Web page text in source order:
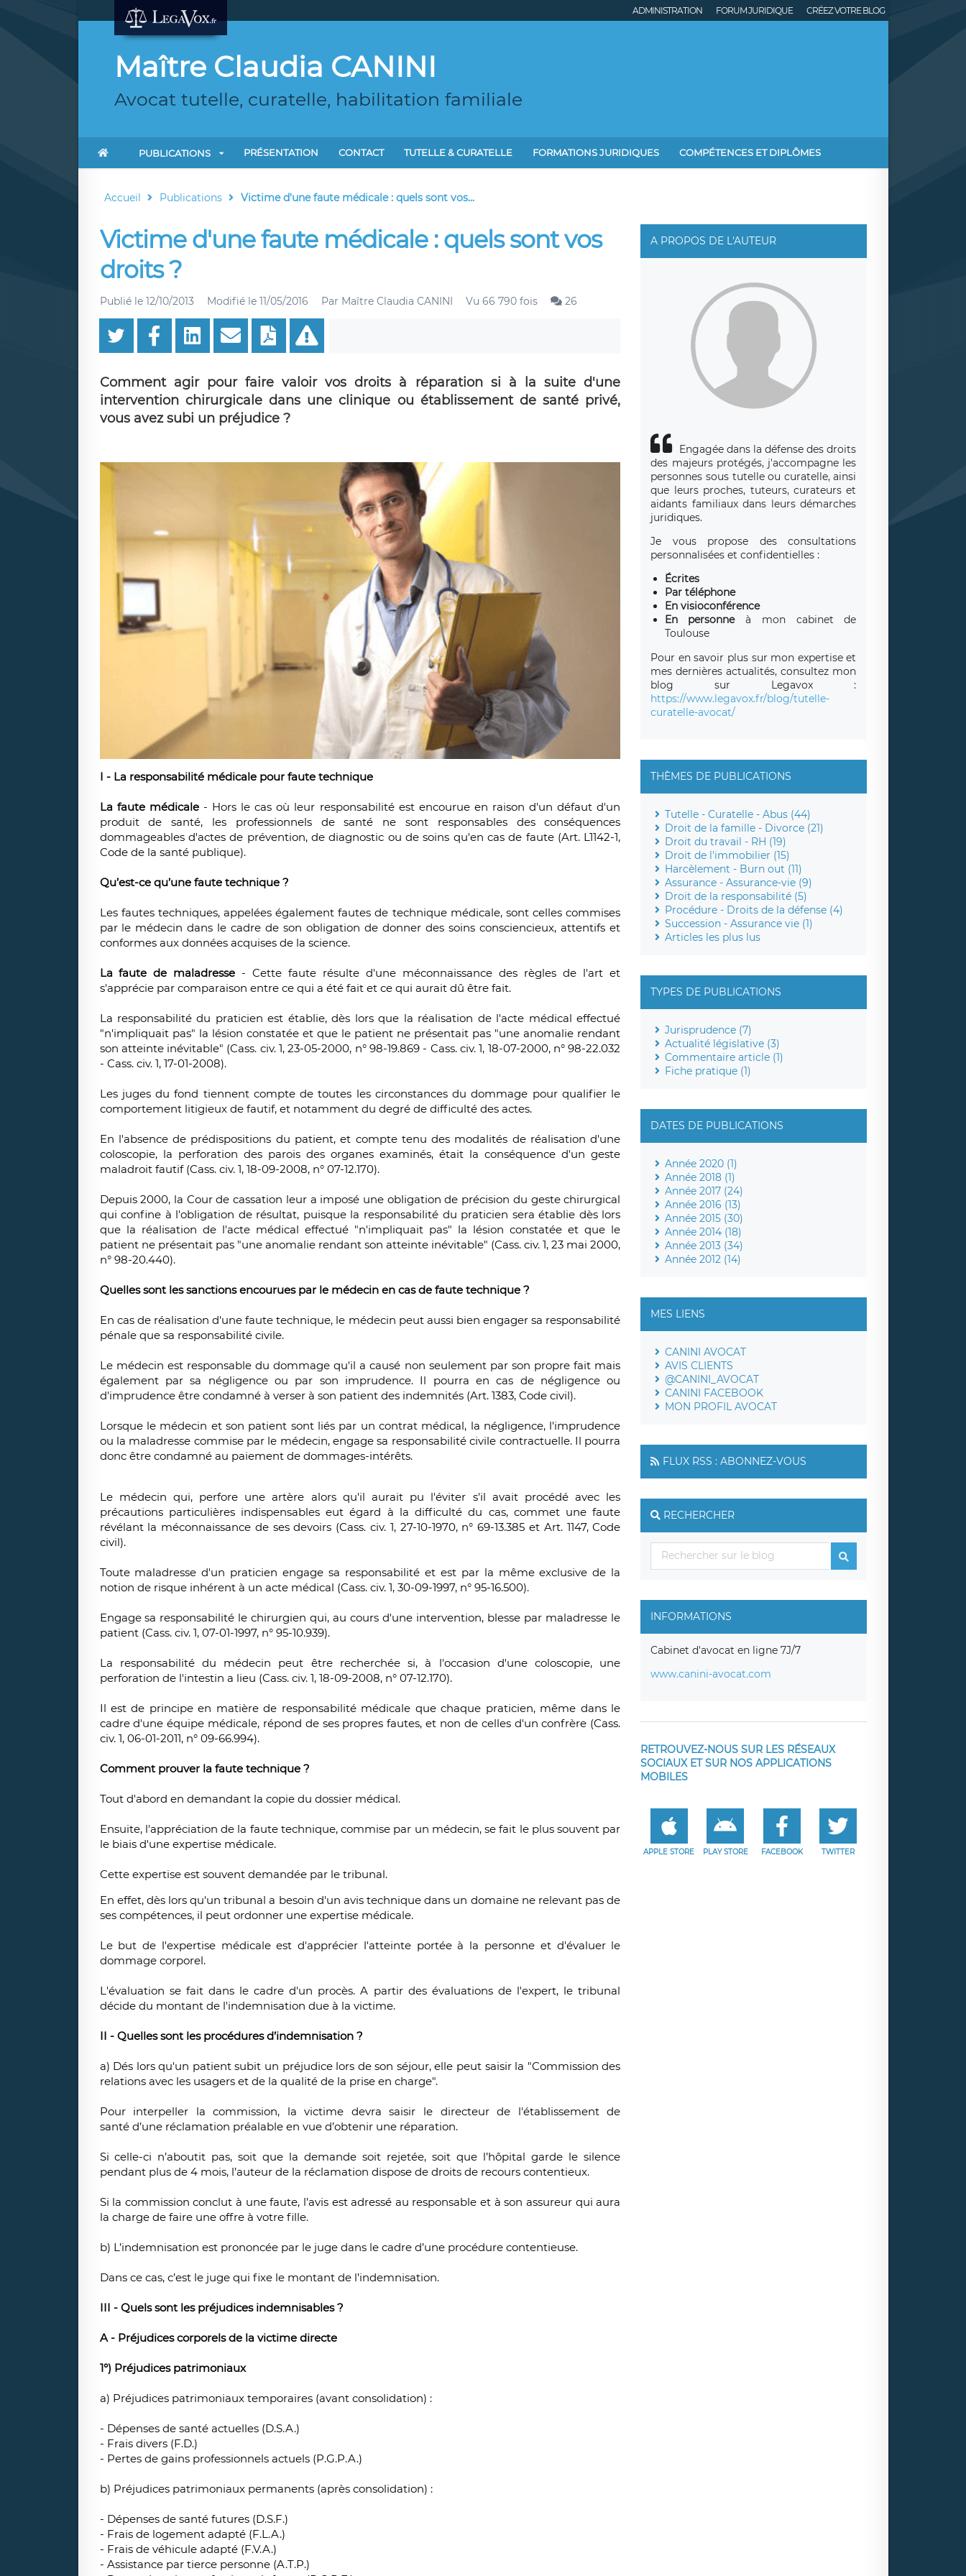
ADMINISTRATION FORUM JURIDIQUE CRÉEZ VOTRE BLOG
Maître Claudia CANINI
Avocat tutelle, curatelle, habilitation familiale
PUBLICATIONS PRÉSENTATION CONTACT TUTELLE & CURATELLE FORMATIONS JURIDIQUES COMPÉTENCES ET DIPLÔMES
Accueil Publications Victime d'une faute médicale : quels sont vos...
Victime d'une faute médicale : quels sont vos
droits ?
Publié le 12/10/2013 Modifié le 11/05/2016 Par Maître Claudia CANINI Vu 66 790 fois 26
Comment agir pour faire valoir vos droits à réparation si à la suite d'une
intervention chirurgicale dans une clinique ou établissement de santé privé,
vous avez subi un préjudice ?
I - La responsabilité médicale pour faute technique
La faute médicale - Hors le cas où leur responsabilité est encourue en raison d'un défaut d'un
produit de santé, les professionnels de santé ne sont responsables des conséquences
dommageables d'actes de prévention, de diagnostic ou de soins qu'en cas de faute (Art. L1142-1,
Code de la santé publique).
Qu’est-ce qu’une faute technique ?
Les fautes techniques, appelées également fautes de technique médicale, sont celles commises
par le médecin dans le cadre de son obligation de donner des soins consciencieux, attentifs et
conformes aux données acquises de la science.
La faute de maladresse - Cette faute résulte d'une méconnaissance des règles de l'art et
s'apprécie par comparaison entre ce qui a été fait et ce qui aurait dû être fait.
La responsabilité du praticien est établie, dès lors que la réalisation de l'acte médical effectué
"n'impliquait pas" la lésion constatée et que le patient ne présentait pas "une anomalie rendant
son atteinte inévitable" (Cass. civ. 1, 23-05-2000, n° 98-19.869 - Cass. civ. 1, 18-07-2000, n° 98-22.032
- Cass. civ. 1, 17-01-2008).
Les juges du fond tiennent compte de toutes les circonstances du dommage pour qualifier le
comportement litigieux de fautif, et notamment du degré de difficulté des actes.
En l'absence de prédispositions du patient, et compte tenu des modalités de réalisation d'une
coloscopie, la perforation des parois des organes examinés, était la conséquence d'un geste
maladroit fautif (Cass. civ. 1, 18-09-2008, n° 07-12.170).
Depuis 2000, la Cour de cassation leur a imposé une obligation de précision du geste chirurgical
qui confine à l'obligation de résultat, puisque la responsabilité du praticien sera établie dès lors
que la réalisation de l'acte médical effectué "n'impliquait pas" la lésion constatée et que le
patient ne présentait pas "une anomalie rendant son atteinte inévitable" (Cass. civ. 1, 23 mai 2000,
n° 98-20.440).
Quelles sont les sanctions encourues par le médecin en cas de faute technique ?
En cas de réalisation d'une faute technique, le médecin peut aussi bien engager sa responsabilité
pénale que sa responsabilité civile.
Le médecin est responsable du dommage qu'il a causé non seulement par son propre fait mais
également par sa négligence ou par son imprudence. Il pourra en cas de négligence ou
d'imprudence être condamné à verser à son patient des indemnités (Art. 1383, Code civil).
Lorsque le médecin et son patient sont liés par un contrat médical, la négligence, l'imprudence
ou la maladresse commise par le médecin, engage sa responsabilité civile contractuelle. Il pourra
donc être condamné au paiement de dommages-intérêts.
Le médecin qui, perfore une artère alors qu'il aurait pu l'éviter s'il avait procédé avec les
précautions particulières indispensables eut égard à la difficulté du cas, commet une faute
révélant la méconnaissance de ses devoirs (Cass. civ. 1, 27-10-1970, n° 69-13.385 et Art. 1147, Code
civil).
Toute maladresse d'un praticien engage sa responsabilité et est par la même exclusive de la
notion de risque inhérent à un acte médical (Cass. civ. 1, 30-09-1997, n° 95-16.500).
Engage sa responsabilité le chirurgien qui, au cours d'une intervention, blesse par maladresse le
patient (Cass. civ. 1, 07-01-1997, n° 95-10.939).
La responsabilité du médecin peut être recherchée si, à l'occasion d'une coloscopie, une
perforation de l'intestin a lieu (Cass. civ. 1, 18-09-2008, n° 07-12.170).
Il est de principe en matière de responsabilité médicale que chaque praticien, même dans le
cadre d'une équipe médicale, répond de ses propres fautes, et non de celles d'un confrère (Cass.
civ. 1, 06-01-2011, n° 09-66.994).
Comment prouver la faute technique ?
Tout d'abord en demandant la copie du dossier médical.
Ensuite, l'appréciation de la faute technique, commise par un médecin, se fait le plus souvent par
le biais d'une expertise médicale.
Cette expertise est souvent demandée par le tribunal.
En effet, dès lors qu'un tribunal a besoin d'un avis technique dans un domaine ne relevant pas de
ses compétences, il peut ordonner une expertise médicale.
Le but de l'expertise médicale est d'apprécier l'atteinte portée à la personne et d'évaluer le
dommage corporel.
L'évaluation se fait dans le cadre d'un procès. A partir des évaluations de l'expert, le tribunal
décide du montant de l'indemnisation due à la victime.
II - Quelles sont les procédures d’indemnisation ?
a) Dés lors qu'un patient subit un préjudice lors de son séjour, elle peut saisir la "Commission des
relations avec les usagers et de la qualité de la prise en charge".
Pour interpeller la commission, la victime devra saisir le directeur de l'établissement de
santé d’une réclamation préalable en vue d’obtenir une réparation.
Si celle-ci n’aboutit pas, soit que la demande soit rejetée, soit que l’hôpital garde le silence
pendant plus de 4 mois, l’auteur de la réclamation dispose de droits de recours contentieux.
Si la commission conclut à une faute, l’avis est adressé au responsable et à son assureur qui aura
la charge de faire une offre à votre fille.
b) L’indemnisation est prononcée par le juge dans le cadre d’une procédure contentieuse.
Dans ce cas, c’est le juge qui fixe le montant de l’indemnisation.
III - Quels sont les préjudices indemnisables ?
A - Préjudices corporels de la victime directe
1°) Préjudices patrimoniaux
a) Préjudices patrimoniaux temporaires (avant consolidation) :
- Dépenses de santé actuelles (D.S.A.)
- Frais divers (F.D.)
- Pertes de gains professionnels actuels (P.G.P.A.)
b) Préjudices patrimoniaux permanents (après consolidation) :
- Dépenses de santé futures (D.S.F.)
- Frais de logement adapté (F.L.A.)
- Frais de véhicule adapté (F.V.A.)
- Assistance par tierce personne (A.T.P.)
A PROPOS DE L'AUTEUR
Engagée dans la défense des droits
des majeurs protégés, j'accompagne les
personnes sous tutelle ou curatelle, ainsi
que leurs proches, tuteurs, curateurs et
aidants familiaux dans leurs démarches
juridiques.
Je vous propose des consultations
personnalisées et confidentielles :
Écrites
Par téléphone
En visioconférence
En personneà mon cabinet de
Toulouse
Pour en savoir plus sur mon expertise et
mes dernières actualités, consultez mon
blog sur Legavox :
https://www.legavox.fr/blog/tutelle-
curatelle-avocat/
THÈMES DE PUBLICATIONS
Tutelle - Curatelle - Abus (44)
Droit de la famille - Divorce (21)
Droit du travail - RH (19)
Droit de l'immobilier (15)
Harcèlement - Burn out (11)
Assurance - Assurance-vie (9)
Droit de la responsabilité (5)
Procédure - Droits de la défense (4)
Succession - Assurance vie (1)
Articles les plus lus
TYPES DE PUBLICATIONS
Jurisprudence (7)
Actualité législative (3)
Commentaire article (1)
Fiche pratique (1)
DATES DE PUBLICATIONS
Année 2020 (1)
Année 2018 (1)
Année 2017 (24)
Année 2016 (13)
Année 2015 (30)
Année 2014 (18)
Année 2013 (34)
Année 2012 (14)
MES LIENS
CANINI AVOCAT
AVIS CLIENTS
@CANINI_AVOCAT
CANINI FACEBOOK
MON PROFIL AVOCAT
FLUX RSS : ABONNEZ-VOUS
RECHERCHER
INFORMATIONS
Cabinet d'avocat en ligne 7J/7
www.canini-avocat.com
RETROUVEZ-NOUS SUR LES RÉSEAUX
SOCIAUX ET SUR NOS APPLICATIONS
MOBILES
APPLE STORE PLAY STORE FACEBOOK TWITTER